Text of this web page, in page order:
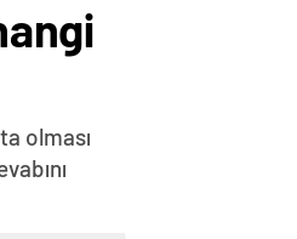
olması